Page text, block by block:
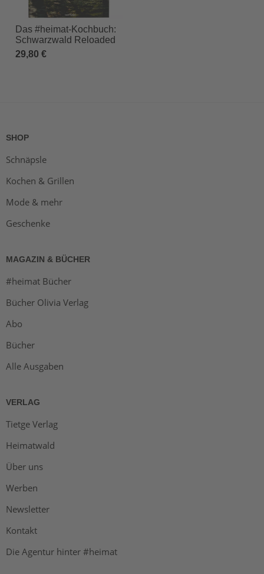
Das #heimat-Kochbuch:
Schwarzwald Reloaded
29,80 €
SHOP
Schnäpsle
Kochen & Grillen
Mode & mehr
Geschenke
MAGAZIN & BÜCHER
#heimat Bücher
Bücher Olivia Verlag
Abo
Bücher
Alle Ausgaben
VERLAG
Tietge Verlag
Heimatwald
Über uns
Werben
Newsletter
Kontakt
Die Agentur hinter #heimat